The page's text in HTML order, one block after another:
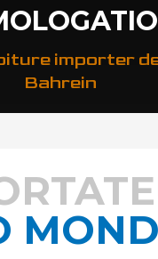
importer
Bahrein
DÉCOUVREZ COMMENT